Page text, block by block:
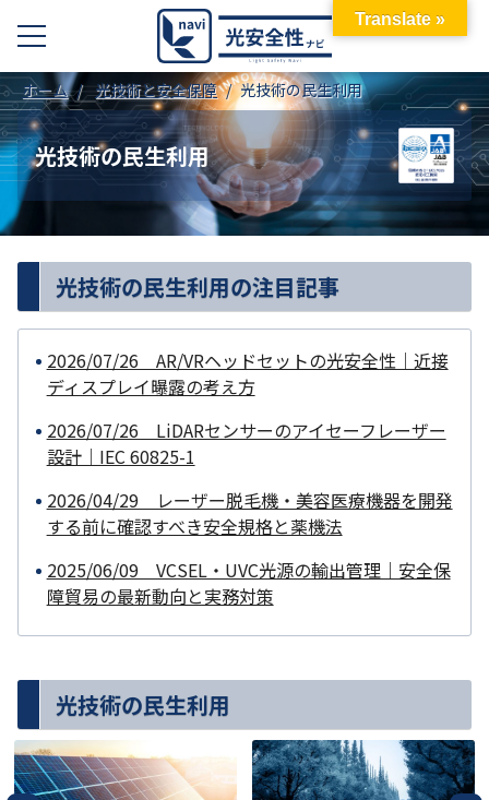
ホーム 光技術と安全保障 光技術の民生利用
光技術の民生利用
光技術の民生利用の注目記事
2026/07/26 AR/VRヘッドセットの光安全性｜近接
ディスプレイ曝露の考え方
2026/07/26 LiDARセンサーのアイセーフレーザー
設計｜IEC 60825-1
2026/04/29 レーザー脱毛機・美容医療機器を開発
する前に確認すべき安全規格と薬機法
2025/06/09 VCSEL・UVC光源の輸出管理｜安全保
障貿易の最新動向と実務対策
光技術の民生利用
Translate »